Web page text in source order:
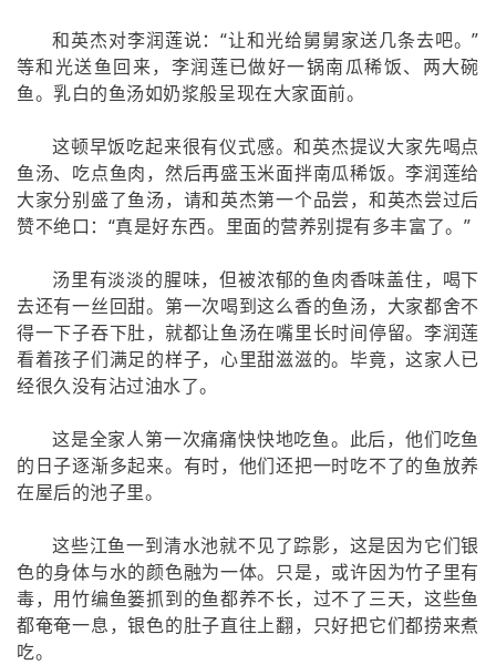
和英杰对李润莲说：“让和光给舅舅家送几条去吧。”
等和光送鱼回来，李润莲已做好一锅南瓜稀饭、两大碗
鱼。乳白的鱼汤如奶浆般呈现在大家面前。
这顿早饭吃起来很有仪式感。和英杰提议大家先喝点
鱼汤、吃点鱼肉，然后再盛玉米面拌南瓜稀饭。李润莲给
大家分别盛了鱼汤，请和英杰第一个品尝，和英杰尝过后
赞不绝口：“真是好东西。里面的营养别提有多丰富了。”
汤里有淡淡的腥味，但被浓郁的鱼肉香味盖住，喝下
去还有一丝回甜。第一次喝到这么香的鱼汤，大家都舍不
得一下子吞下肚，就都让鱼汤在嘴里长时间停留。李润莲
看着孩子们满足的样子，心里甜滋滋的。毕竟，这家人已
经很久没有沾过油水了。
这是全家人第一次痛痛快快地吃鱼。此后，他们吃鱼
的日子逐渐多起来。有时，他们还把一时吃不了的鱼放养
在屋后的池子里。
这些江鱼一到清水池就不见了踪影，这是因为它们银
色的身体与水的颜色融为一体。只是，或许因为竹子里有
毒，用竹编鱼篓抓到的鱼都养不长，过不了三天，这些鱼
都奄奄一息，银色的肚子直往上翻，只好把它们都捞来煮
吃。